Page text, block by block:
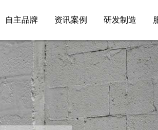
自主品牌
硬速科技
硬速轮毂
资讯案例
新闻资讯
升级案例
研发制造